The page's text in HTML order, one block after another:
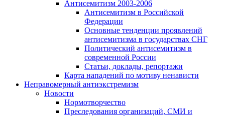
Антисемитизм 2003-2006
Антисемитизм в Российской
Федерации
Основные тенденции проявлений
антисемитизма в государствах СНГ
Политический антисемитизм в
современной России
Статьи, доклады, репортажи
Карта нападений по мотиву ненависти
Неправомерный антиэкстремизм
Новости
Нормотворчество
Преследования организаций, СМИ и